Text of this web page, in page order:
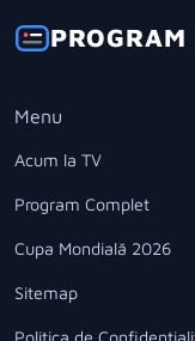
PROGRAM
Menu
Acum la TV
Program Complet
Cupa Mondială 2026
Sitemap
Politica de